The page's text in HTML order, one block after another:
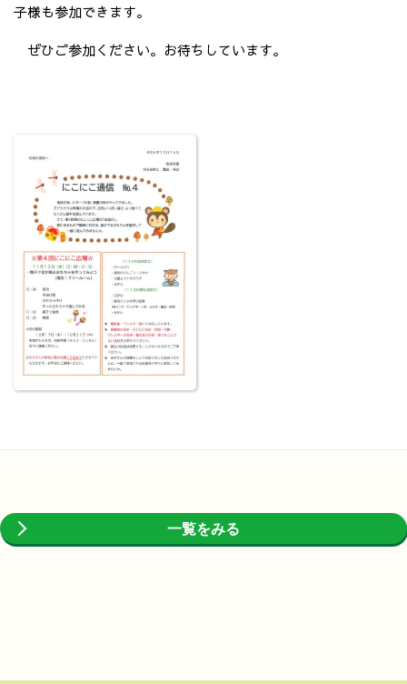
子様も参加できます。
ぜひご参加ください。お待ちしています。
一覧をみる